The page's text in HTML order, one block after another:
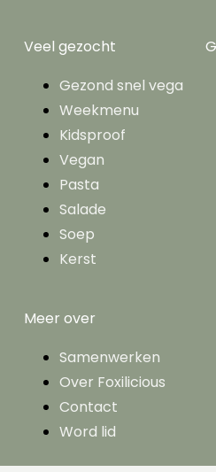
Veel gezocht
Gezond snel vega
Weekmenu
Kidsproof
Vegan
Pasta
Salade
Soep
Kerst
Meer over
Samenwerken
Over Foxilicious
Contact
Word lid